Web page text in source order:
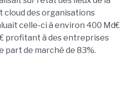
cloud des organisations
celle-ci à environ 400 Md€
profitant à des entreprises
part de marché de 83%.